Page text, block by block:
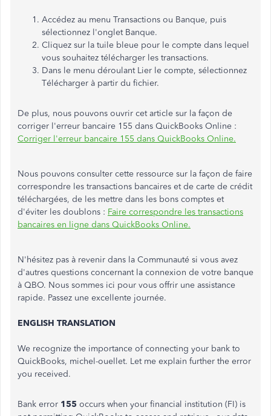
Accédez au menu Transactions ou Banque, puis
sélectionnez l'onglet Banque.
Cliquez sur la tuile bleue pour le compte dans lequel
vous souhaitez télécharger les transactions.
Dans le menu déroulant Lier le compte, sélectionnez
Télécharger à partir du fichier.
De plus, nous pouvons ouvrir cet article sur la façon de
corriger l'erreur bancaire 155 dans QuickBooks Online :
Corriger l'erreur bancaire 155 dans QuickBooks Online.
Nous pouvons consulter cette ressource sur la façon de faire
correspondre les transactions bancaires et de carte de crédit
téléchargées, de les mettre dans les bons comptes et
d'éviter les doublons : Faire correspondre les transactions
bancaires en ligne dans QuickBooks Online.
N'hésitez pas à revenir dans la Communauté si vous avez
d'autres questions concernant la connexion de votre banque
à QBO. Nous sommes ici pour vous offrir une assistance
rapide. Passez une excellente journée.
ENGLISH TRANSLATION
We recognize the importance of connecting your bank to
QuickBooks, michel-ouellet. Let me explain further the error
you received.
Bank error 155 occurs when your financial institution (FI) is